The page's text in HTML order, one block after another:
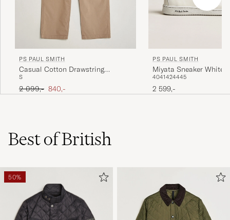
PS PAUL SMITH
Casual Cotton Drawstring
Trousers Beige
S
Ordinær pris
2 099,- Nedsatt pris
840,-
PS PAUL SMITH
Miyata Sneaker White
4041424445
2 599,-
Best of British
50%